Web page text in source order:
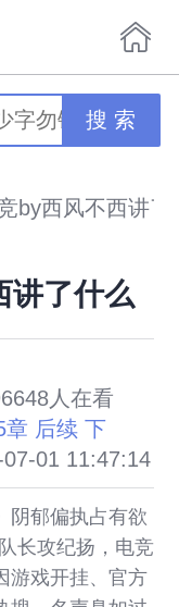
搜 索
by西风不西讲了
讲了什么
人在看
章 后续 下
07-01 11:47:14
阴郁偏执占有欲
长攻纪扬，电竞
游戏开挂、官方